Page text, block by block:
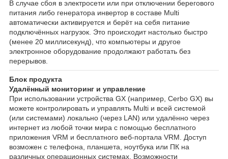
В случае сбоя в электросети или при отключении берегового
питания либо генератора инвертор в составе Multi
автоматически активируется и берёт на себя питание
подключённых нагрузок. Это происходит настолько быстро
(менее 20 миллисекунд), что компьютеры и другое
электронное оборудование продолжают работать без
перерывов.
Блок продукта
Удалённый мониторинг и управление
При использовании устройства GX (например, Cerbo GX) вы
можете контролировать и управлять Multi и всей системой
(или системами) локально (через LAN) или удалённо через
интернет из любой точки мира с помощью бесплатного
приложения VRM и бесплатного веб-портала VRM. Доступ
возможен с телефона, планшета, ноутбука или ПК на
различных операционных системах. Возможности